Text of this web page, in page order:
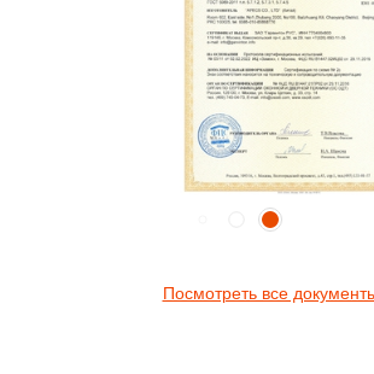
Посмотреть все